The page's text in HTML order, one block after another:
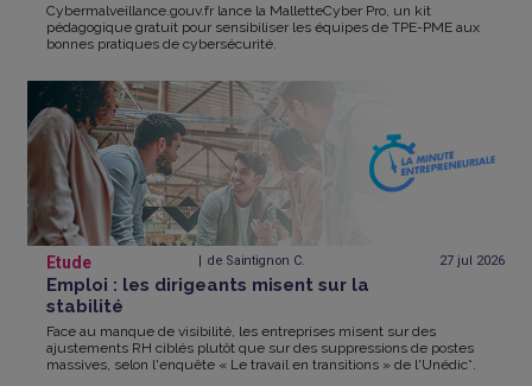
Cybermalveillance.gouv.fr lance la MalletteCyber Pro, un kit
pédagogique gratuit pour sensibiliser les équipes de TPE-PME aux
bonnes pratiques de cybersécurité.
Etude de Saintignon C. 27 jul 2026
Emploi : les dirigeants misent sur la
stabilité
Face au manque de visibilité, les entreprises misent sur des
ajustements RH ciblés plutôt que sur des suppressions de postes
massives, selon l'enquête « Le travail en transitions » de l'Unédic*.